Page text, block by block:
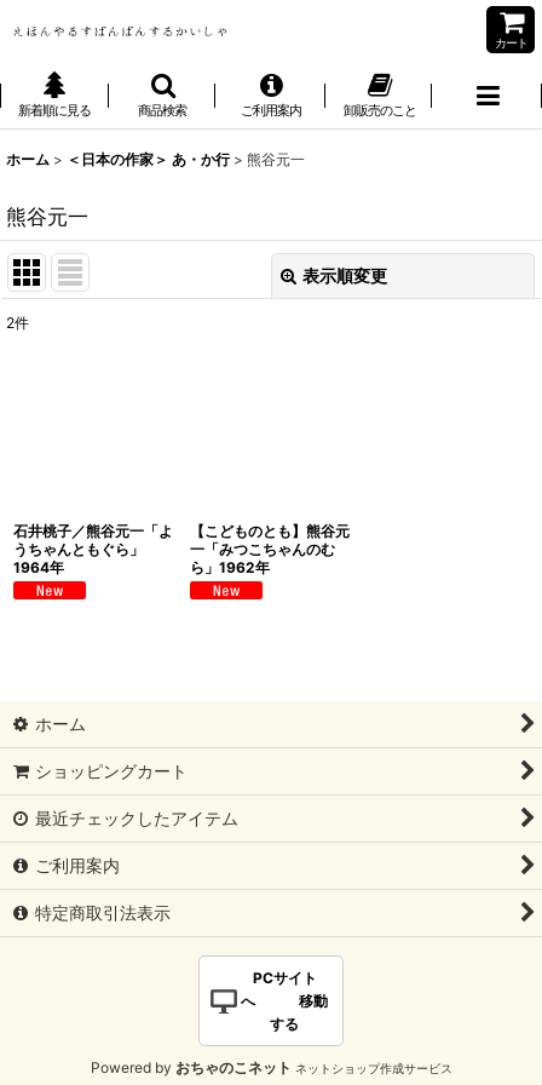
カート
新着順に見る 商品検索 ご利用案内 卸販売のこと
ホーム > ＜日本の作家＞ あ・か行 > 熊谷元一
熊谷元一
表示順変更
2件
石井桃子／熊谷元一「よ
うちゃんともぐら」
1964年
【こどものとも】熊谷元
一「みつこちゃんのむ
ら」1962年
ホーム
ショッピングカート
最近チェックしたアイテム
ご利用案内
特定商取引法表示
PCサイト
へ 移動
する
Powered by おちゃのこネット ネットショップ作成サービス